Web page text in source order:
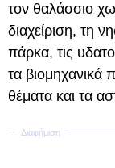
τον θαλάσσιο
διαχείριση, τη
πάρκα, τις
τα βιομηχανικά
θέματα και τα